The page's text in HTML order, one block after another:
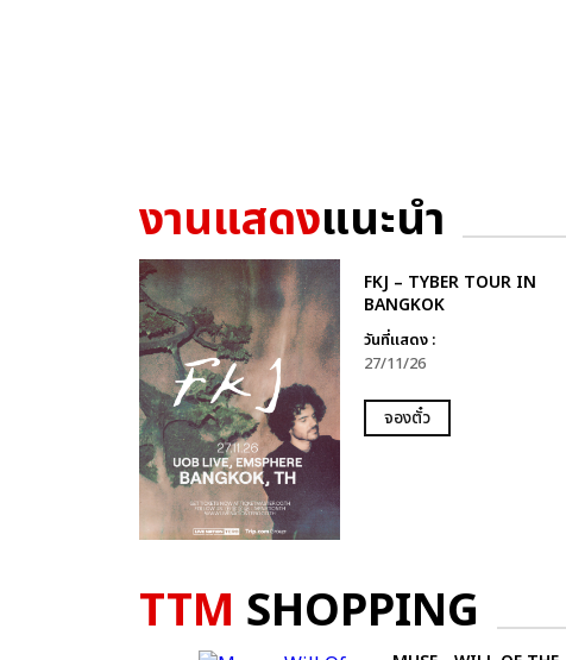
งานแสดงแนะนำ
FKJ – TYBER TOUR IN
BANGKOK
วันที่แสดง :
27/11/26
จองตั๋ว
TTM SHOPPING